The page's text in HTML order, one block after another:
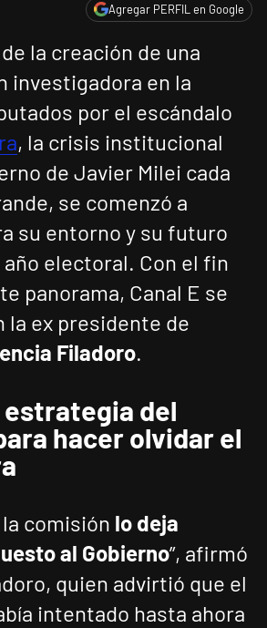
Agregar PERFIL en Google
la creación de una
investigadora en la
por el escándalo
, la crisis institucional
de Javier Milei cada
se comenzó a
su entorno y su futuro
electoral. Con el fin
panorama, Canal E se
la ex presidente de
Filadoro.
estrategia del
hacer olvidar el
la comisión lo deja
al Gobierno”, afirmó
quien advirtió que el
intentado hasta ahora